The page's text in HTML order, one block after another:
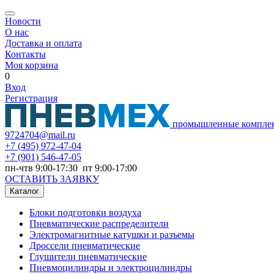
Новости
О нас
Доставка и оплата
Контакты
Моя корзина
0
Вход
Регистрация
промышленные
9724704@mail.ru
+7 (495) 972-47-04
+7 (901) 546-47-05
пн-чтв 9:00-17:30 пт 9:00-17:00
ОСТАВИТЬ ЗАЯВКУ
Каталог
Блоки подготовки воздуха
Пневматические распределители
Электромагнитные катушки и разъемы
Дроссели пневматические
Глушители пневматические
Пневмоцилиндры и электроцилиндры